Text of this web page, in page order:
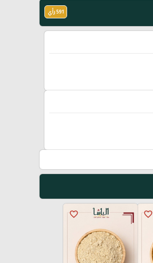
591 رأي
favorite_border
favorite_border